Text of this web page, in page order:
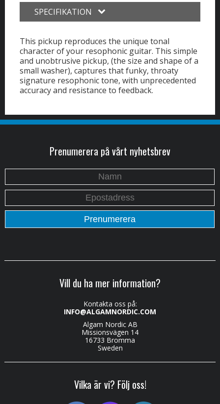
SPECIFIKATION
This pickup reproduces the unique tonal
character of your resophonic guitar. This simple
and unobtrusive pickup, (the size and shape of a
small washer), captures that funky, throaty
signature resophonic tone, with unprecedented
accuracy and resistance to feedback.
Prenumerera på vårt nyhetsbrev
Vill du ha mer information?
Kontakta oss på:
INFO@ALGAMNORDIC.COM
Algam Nordic AB
Missionsvägen 14
16733 Bromma
Sweden
Vilka är vi? Följ oss!